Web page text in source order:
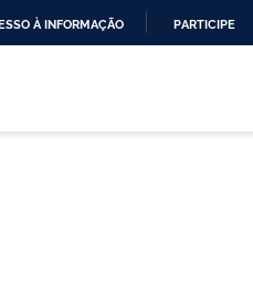
À INFORMAÇÃO PARTICIPE